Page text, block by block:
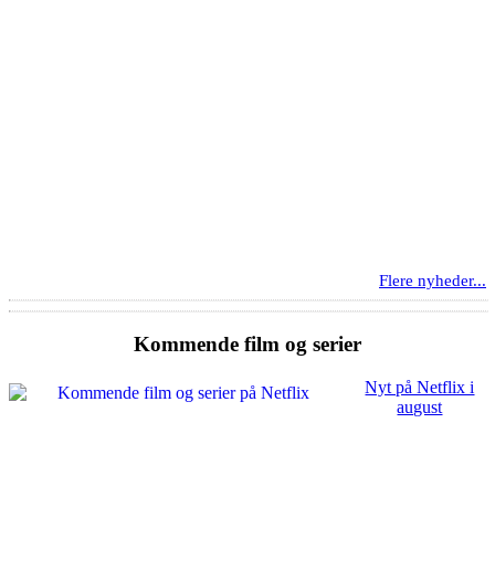
Flere nyheder...
Kommende film og serier
Nyt på Netflix i
august